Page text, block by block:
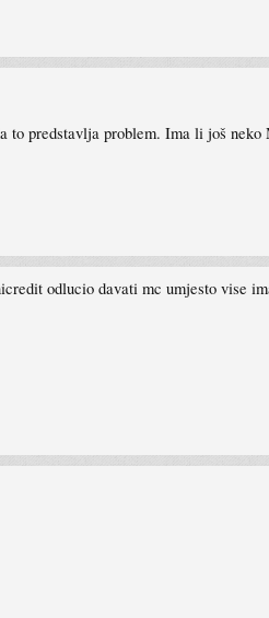
predstavlja problem. Ima li još
odlucio davati mc umjesto vise